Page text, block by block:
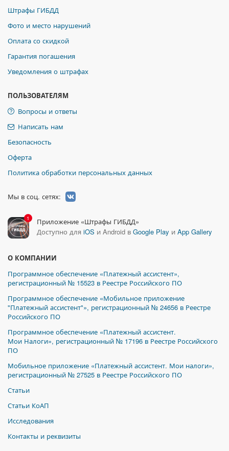
Штрафы ГИБДД
Фото и место нарушений
Оплата со скидкой
Гарантия погашения
Уведомления о штрафах
ПОЛЬЗОВАТЕЛЯМ
Вопросы и ответы
Написать нам
Безопасность
Оферта
Политика обработки персональных данных
Мы в соц. сетях:
1
Приложение «Штрафы ГИБДД»
Доступно для iOS и Android в Google Play и App Gallery
О КОМПАНИИ
Программное обеспечение «Платежный ассистент»,
регистрационный № 15523 в Реестре Российского ПО
Программное обеспечение «Мобильное приложение
"Платежный ассистент"», регистрационный № 24656 в Реестре
Российского ПО
Программное обеспечение «Платежный ассистент.
Мои Налоги», регистрационный № 17196 в Реестре Российского
ПО
Мобильное приложение «Платежный ассистент. Мои налоги»,
регистрационный № 27525 в Реестре Российского ПО
Статьи
Статьи КоАП
Исследования
Контакты и реквизиты